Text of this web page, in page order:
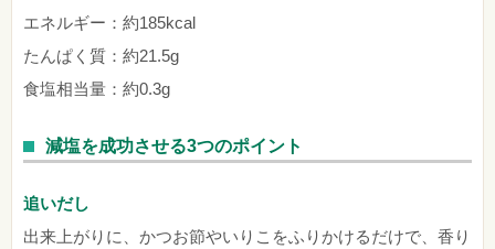
エネルギー：約185kcal
たんぱく質：約21.5g
食塩相当量：約0.3g
減塩を成功させる3つのポイント
追いだし
出来上がりに、かつお節やいりこをふりかけるだけで、香り